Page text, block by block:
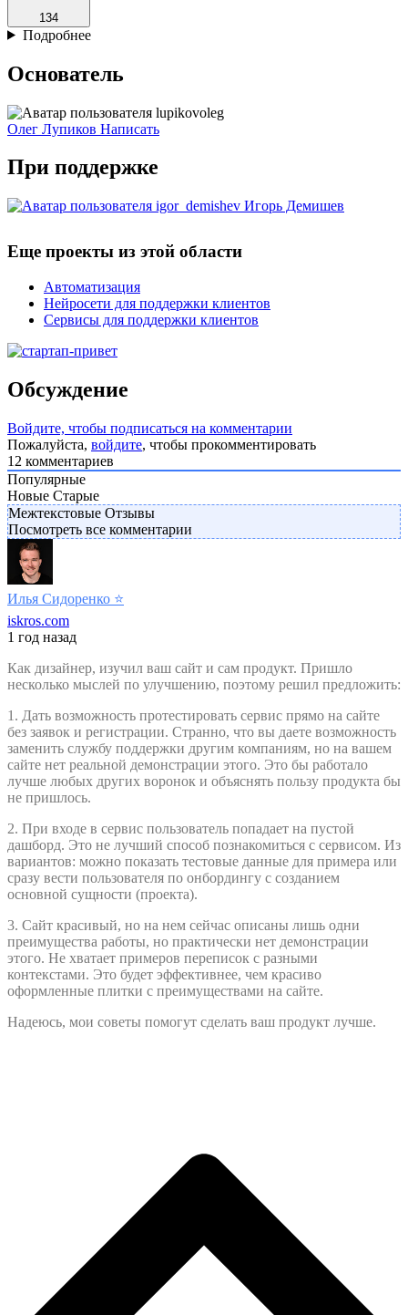
134
Подробнее
Основатель
Олег Лупиков Написать
При поддержке
Игорь Демишев
Еще проекты из этой области
Автоматизация
Нейросети для поддержки клиентов
Сервисы для поддержки клиентов
Обсуждение
Войдите, чтобы подписаться на комментарии
Пожалуйста, войдите, чтобы прокомментировать
12 комментариев
Популярные
Новые Старые
Межтекстовые Отзывы
Посмотреть все комментарии
Илья Сидоренко ⭐️
iskros.com
1 год назад
Как дизайнер, изучил ваш сайт и сам продукт. Пришло
несколько мыслей по улучшению, поэтому решил предложить:
1. Дать возможность протестировать сервис прямо на сайте
без заявок и регистрации. Странно, что вы даете возможность
заменить службу поддержки другим компаниям, но на вашем
сайте нет реальной демонстрации этого. Это бы работало
лучше любых других воронок и объяснять пользу продукта бы
не пришлось.
2. При входе в сервис пользователь попадает на пустой
дашборд. Это не лучший способ познакомиться с сервисом. Из
вариантов: можно показать тестовые данные для примера или
сразу вести пользователя по онбордингу с созданием
основной сущности (проекта).
3. Сайт красивый, но на нем сейчас описаны лишь одни
преимущества работы, но практически нет демонстрации
этого. Не хватает примеров переписок с разными
контекстами. Это будет эффективнее, чем красиво
оформленные плитки с преимуществами на сайте.
Надеюсь, мои советы помогут сделать ваш продукт лучше.